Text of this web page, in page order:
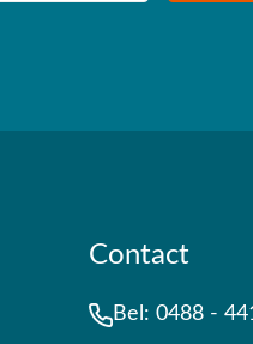
Contact
Bel: 0488 -